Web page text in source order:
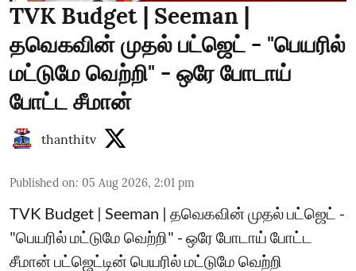
TVK Budget | Seeman |
தவெகவின் முதல் பட்ஜெட் - "பெயரில்
மட்டுமே வெற்றி" - ஒரே போடாய்
போட்ட சீமான்
thanthitv
Published on: 05 Aug 2026, 2:01 pm
TVK Budget | Seeman | தவெகவின் முதல் பட்ஜெட் -
"பெயரில் மட்டுமே வெற்றி" - ஒரே போடாய் போட்ட
சீமான் பட்ஜெட்டின் பெயரில் மட்டுமே வெற்றி